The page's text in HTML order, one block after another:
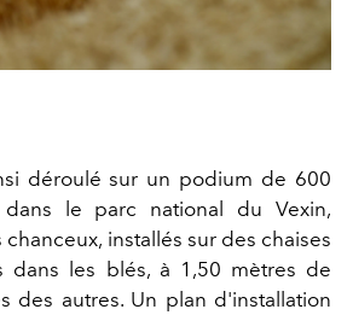
déroulé sur un podium de 600
le parc national du Vexin,
installés sur des chaises
dans les blés, à 1,50 mètres de
des autres. Un plan d'installation